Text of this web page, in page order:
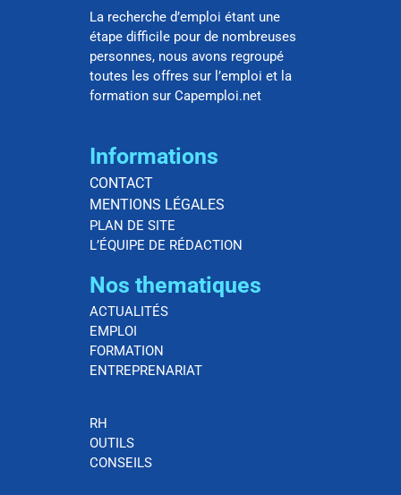
La recherche d’emploi étant une
étape difficile pour de nombreuses
personnes, nous avons regroupé
toutes les offres sur l’emploi et la
formation sur Capemploi.net
Informations
CONTACT
MENTIONS LÉGALES
PLAN DE SITE
L’ÉQUIPE DE RÉDACTION
Nos thematiques
ACTUALITÉS
EMPLOI
FORMATION
ENTREPRENARIAT
RH
OUTILS
CONSEILS